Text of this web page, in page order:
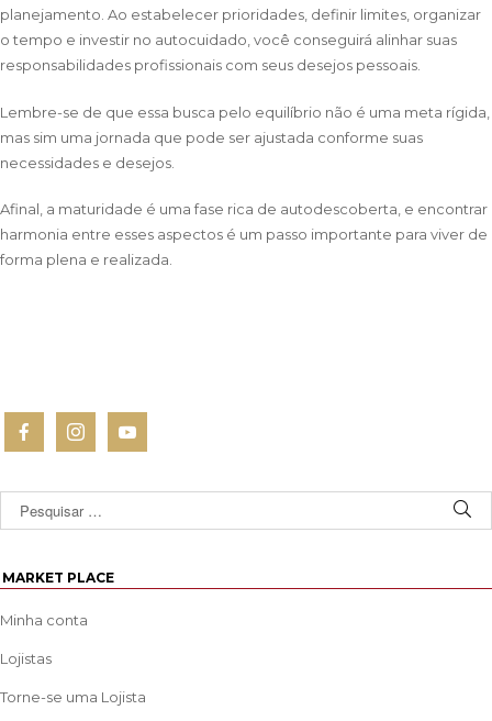
planejamento. Ao estabelecer prioridades, definir limites, organizar
o tempo e investir no autocuidado, você conseguirá alinhar suas
responsabilidades profissionais com seus desejos pessoais.
Lembre-se de que essa busca pelo equilíbrio não é uma meta rígida,
mas sim uma jornada que pode ser ajustada conforme suas
necessidades e desejos.
Afinal, a maturidade é uma fase rica de autodescoberta, e encontrar
harmonia entre esses aspectos é um passo importante para viver de
forma plena e realizada.
MARKET PLACE
Minha conta
Lojistas
Torne-se uma Lojista